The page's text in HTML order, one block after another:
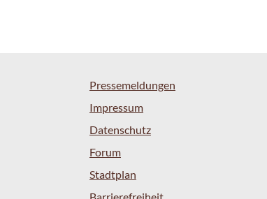
Pressemeldungen
Impressum
Datenschutz
Forum
Stadtplan
Barrierefreiheit